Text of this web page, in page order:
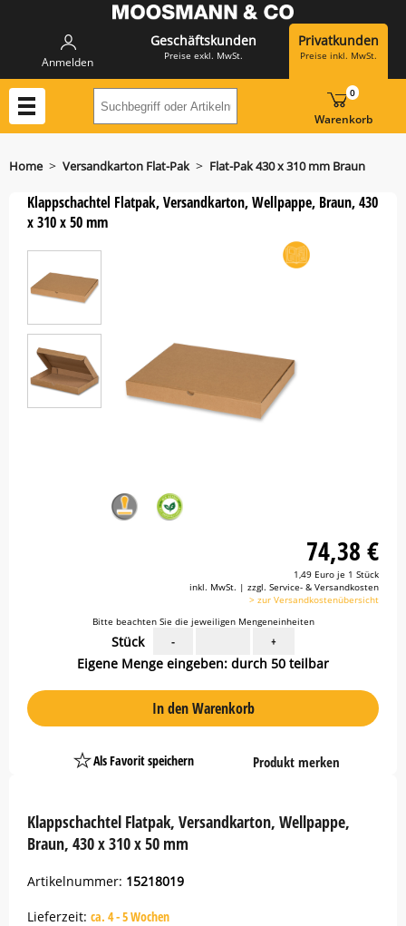
Anmelden
Geschäftskunden
Preise exkl. MwSt.
Privatkunden
Preise inkl. MwSt.
Suchbegriff oder Artikelnummer hier
Warenkorb
0
Home > Versandkarton Flat-Pak > Flat-Pak 430 x 310 mm Braun
Klappschachtel Flatpak, Versandkarton, Wellpappe,
Braun, 430 x 310 x 50 mm
Artikelnummer: 15218019
Lieferzeit: ca. 4 - 5 Wochen
Klappschachtel Flatpak, Versandkarton, Wellpappe, Braun, 430
x 310 x 50 mm
74,38 €
1,49 Euro je 1 Stück
inkl. MwSt. | zzgl. Service- & Versandkosten
> zur Versandkostenübersicht
Bitte beachten Sie die jeweiligen Mengeneinheiten
Stück - +
Eigene Menge eingeben: durch 50 teilbar
In den Warenkorb
Als Favorit speichern
PlatzhalterProdukt merken